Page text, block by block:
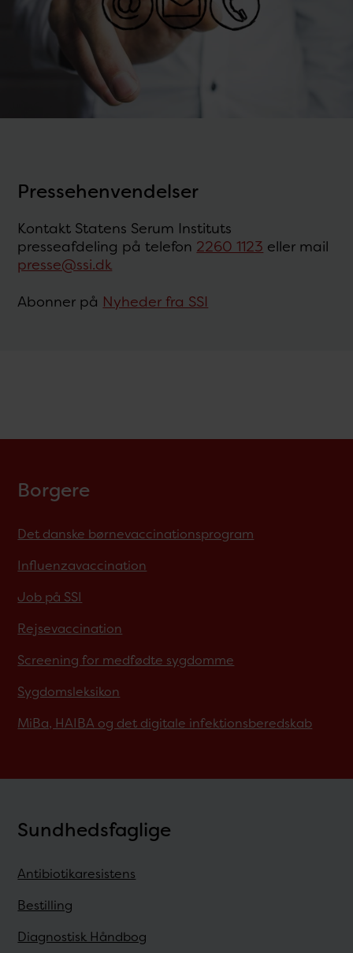
Pressehenvendelser
Kontakt Statens Serum Instituts
presseafdeling på telefon 2260 1123 eller mail
presse@ssi.dk
Abonner på Nyheder fra SSI
Borgere
Det danske børnevaccinationsprogram
Influenzavaccination
Job på SSI
Rejsevaccination
Screening for medfødte sygdomme
Sygdomsleksikon
MiBa, HAIBA og det digitale infektionsberedskab
Sundhedsfaglige
Antibiotikaresistens
Bestilling
Diagnostisk Håndbog